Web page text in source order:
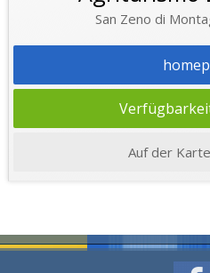
San Zeno di
Auf der